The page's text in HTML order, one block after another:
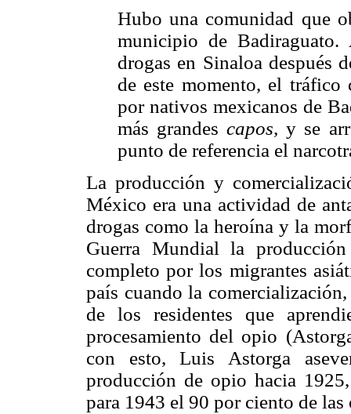
Hubo una comunidad que
municipio de
drogas en Sinaloa después
de este momento, el
por nativos mexicanos de
más grandescapos,y se
punto de referencia el
La producción y
México era una actividad de
drogas como la heroína y la
Guerra Mundial la
completo por los migrantes
país cuando la
de los residentes que
procesamiento del opio
con esto, Luis Astorga
producción de opio hacia
para 1943 el 90 por ciento de